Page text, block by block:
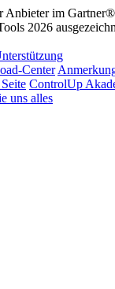
Anbieter im
2026
Center
ControlUp
uns alles